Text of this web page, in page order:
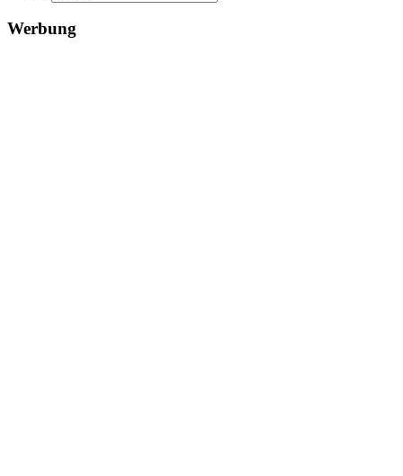
Werbung